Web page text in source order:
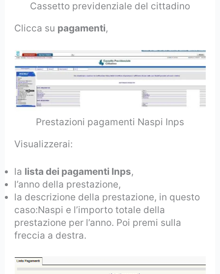
Cassetto previdenziale del cittadino
Clicca su pagamenti,
Prestazioni pagamenti Naspi Inps
Visualizzerai:
la lista dei pagamenti Inps,
l’anno della prestazione,
la descrizione della prestazione, in questo
caso:Naspi e l’importo totale della
prestazione per l’anno. Poi premi sulla
freccia a destra.